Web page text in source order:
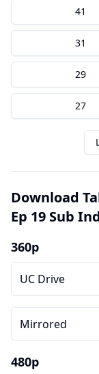
41
31
29
27
Download
Ep 19 Sub
360p
UC Drive
Mirrored
480p